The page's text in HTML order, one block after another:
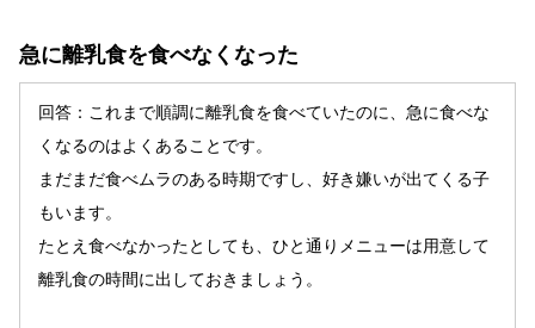
急に離乳食を食べなくなった
回答：これまで順調に離乳食を食べていたのに、急に食べな
くなるのはよくあることです。
まだまだ食べムラのある時期ですし、好き嫌いが出てくる子
もいます。
たとえ食べなかったとしても、ひと通りメニューは用意して
離乳食の時間に出しておきましょう。